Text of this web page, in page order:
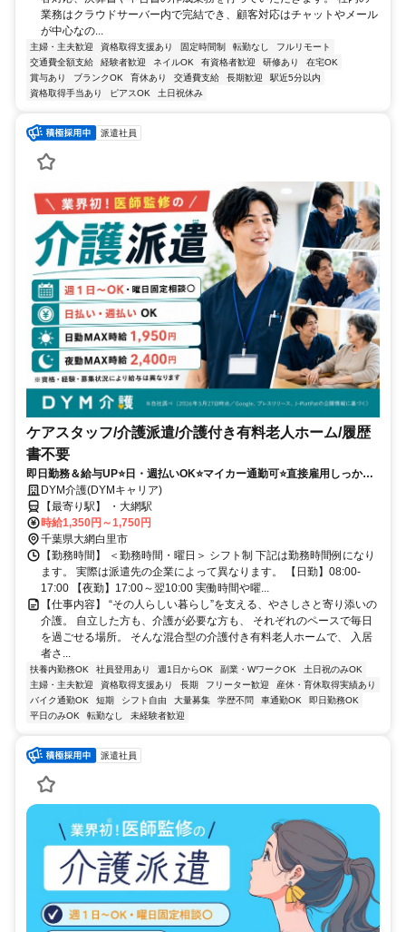
業務はクラウドサーバー内で完結でき、顧客対応はチャットやメール
が中心なの...
主婦・主夫歓迎 資格取得支援あり 固定時間制 転勤なし
フルリモート
交通費全額支給
経験者歓迎 ネイルOK 有資格者歓迎 研修あり
在宅OK
賞与あり
ブランクOK 育休あり 交通費支給 長期歓迎
駅近5分以内
資格取得手当あり
ピアスOK 土日祝休み
派遣社員
ケアスタッフ/介護派遣/介護付き有料老人ホーム/履歴
書不要
即日勤務＆給与UP⭐️日・週払いOK⭐️マイカー通勤可⭐️直接雇用しっかり
サポート＆シフト相談OK✨
DYM介護(DYMキャリア)
【最寄り駅】 ・大網駅
時給1,350円～1,750円
千葉県大網白里市
【勤務時間】 ＜勤務時間・曜日＞ シフト制 下記は勤務時間例になり
ます。 実際は派遣先の企業によって異なります。 【日勤】08:00-
17:00 【夜勤】17:00～翌10:00 実働時間や曜...
【仕事内容】 “その人らしい暮らし”を支える、やさしさと寄り添いの
介護。 自立した方も、介護が必要な方も、 それぞれのペースで毎日
を過ごせる場所。 そんな混合型の介護付き有料老人ホームで、 入居
者さ...
扶養内勤務OK 社員登用あり 週1日からOK 副業・WワークOK
土日祝のみOK
主婦・主夫歓迎
資格取得支援あり 長期 フリーター歓迎
産休・育休取得実績あり
バイク通勤OK
短期 シフト自由 大量募集 学歴不問 車通勤OK
即日勤務OK
平日のみOK
転勤なし 未経験者歓迎
派遣社員